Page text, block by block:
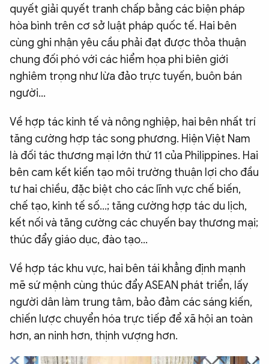
quyết giải quyết tranh chấp bằng các biện pháp
hòa bình trên cơ sở luật pháp quốc tế. Hai bên
cùng ghi nhận yêu cầu phải đạt được thỏa thuận
chung đối phó với các hiểm họa phi biên giới
nghiêm trọng như lừa đảo trực tuyến, buôn bán
người...
Về hợp tác kinh tế và nông nghiệp, hai bên nhất trí
tăng cường hợp tác song phương. Hiện Việt Nam
là đối tác thương mại lớn thứ 11 của Philippines. Hai
bên cam kết kiến tạo môi trường thuận lợi cho đầu
tư hai chiều, đặc biệt cho các lĩnh vực chế biến,
chế tạo, kinh tế số...; tăng cường hợp tác du lịch,
kết nối và tăng cường các chuyến bay thương mại;
thúc đẩy giáo dục, đào tạo...
Về hợp tác khu vực, hai bên tái khẳng định mạnh
mẽ sứ mệnh cùng thúc đẩy ASEAN phát triển, lấy
người dân làm trung tâm, bảo đảm các sáng kiến,
chiến lược chuyển hóa trực tiếp để xã hội an toàn
hơn, an ninh hơn, thịnh vượng hơn.